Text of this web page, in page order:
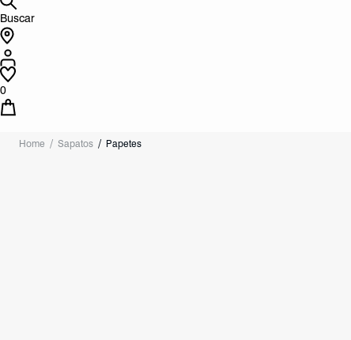
Buscar
0
Home Sapatos Papetes